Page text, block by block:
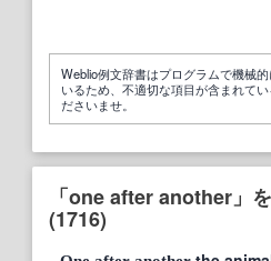
Weblio例文辞書はプログラムで機械
いるため、不適切な項目が含まれて
ださいませ。
「one after another」
(1716)